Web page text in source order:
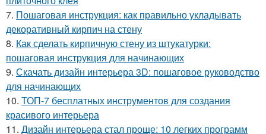
7. Пошаговая инструкция: как правильно укладывать
декоративный кирпич на стену
8. Как сделать кирпичную стену из штукатурки:
пошаговая инструкция для начинающих
9. Скачать дизайн интерьера 3D: пошаговое руководство
для начинающих
10. ТОП-7 бесплатных инструментов для создания
красивого интерьера
11. Дизайн интерьера стал проще: 10 легких программ